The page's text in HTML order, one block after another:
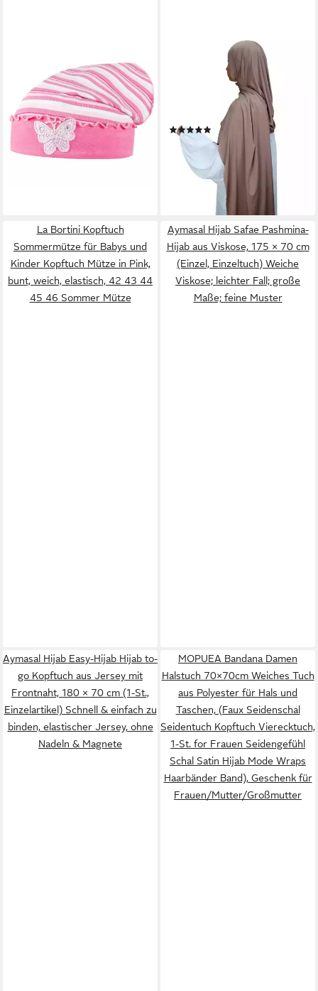
Kopftuch Sommermütze
Babymütze
15,90 €
lieferbar - in 4-5 Werktagen bei dir
Hijab Premium Liquid Hijab
mit dezentem Glanz
(Einzelnes Kopftuch,
Einzelstück) Fließender Stoff;
dezenter Glanz; eleganter
weicher Fall
(2)
17,90 € UVP 25,90 €
-31%
lieferbar - in 2-3 Werktagen bei dir
La Bortini Kopftuch
Sommermütze für Babys und
Kinder Kopftuch Mütze in Pink,
bunt, weich, elastisch, 42 43 44
45 46 Sommer Mütze
Aymasal Hijab Safae Pashmina-
Hijab aus Viskose, 175 × 70 cm
(Einzel, Einzeltuch) Weiche
Viskose; leichter Fall; große
Maße; feine Muster
Aymasal Hijab Easy-Hijab Hijab to-
go Kopftuch aus Jersey mit
Frontnaht, 180 × 70 cm (1-St.,
Einzelartikel) Schnell & einfach zu
binden, elastischer Jersey, ohne
Nadeln & Magnete
MOPUEA Bandana Damen
Halstuch 70×70cm Weiches Tuch
aus Polyester für Hals und
Taschen, (Faux Seidenschal
Seidentuch Kopftuch Vierecktuch,
1-St. for Frauen Seidengefühl
Schal Satin Hijab Mode Wraps
Haarbänder Band), Geschenk für
Frauen/Mutter/Großmutter